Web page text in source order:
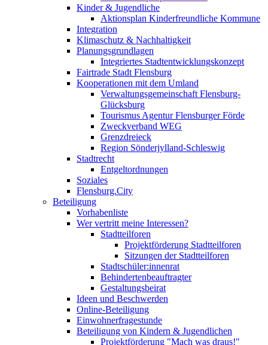
Kinder & Jugendliche
Aktionsplan Kinderfreundliche Kommune
Integration
Klimaschutz & Nachhaltigkeit
Planungsgrundlagen
Integriertes Stadtentwicklungskonzept
Fairtrade Stadt Flensburg
Kooperationen mit dem Umland
Verwaltungsgemeinschaft Flensburg-
Glücksburg
Tourismus Agentur Flensburger Förde
Zweckverband WEG
Grenzdreieck
Region Sönderjylland-Schleswig
Stadtrecht
Entgeltordnungen
Soziales
Flensburg.City
Beteiligung
Vorhabenliste
Wer vertritt meine Interessen?
Stadtteilforen
Projektförderung Stadtteilforen
Sitzungen der Stadtteilforen
Stadtschüler:innenrat
Behindertenbeauftragter
Gestaltungsbeirat
Ideen und Beschwerden
Online-Beteiligung
Einwohnerfragestunde
Beteiligung von Kindern & Jugendlichen
Projektförderung "Mach was draus!"